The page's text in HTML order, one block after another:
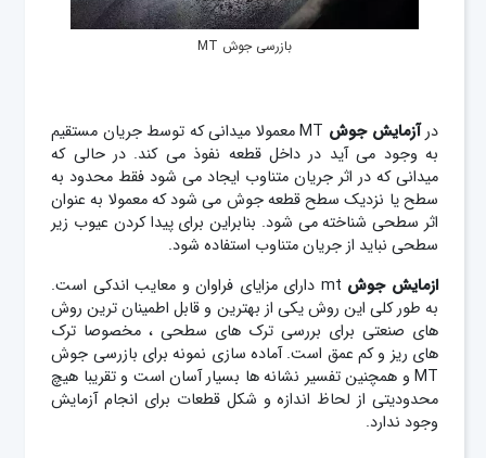
بازرسی جوش MT
درآزمایش جوش
MT معمولا میدانی که توسط جریان مستقیم
به وجود می آید در داخل قطعه نفوذ می کند. در حالی که
میدانی که در اثر جریان متناوب ایجاد می شود فقط محدود به
سطح یا نزدیک سطح قطعه جوش می شود که معمولا به عنوان
اثر سطحی شناخته می شود. بنابراین برای پیدا کردن عیوب زیر
سطحی نباید از جریان متناوب استفاده شود.
ازمایش جوش mt دارای مزایای فراوان و معایب اندکی است.
به طور کلی این روش یکی از بهترین و قابل اطمینان ترین روش
های صنعتی برای بررسی ترک های سطحی ، مخصوصا ترک
های ریز و کم عمق است. آماده سازی نمونه برای بازرسی جوش
MT و همچنین تفسیر نشانه ها بسیار آسان است و تقریبا هیچ
محدودیتی از لحاظ اندازه و شکل قطعات برای انجام آزمایش
وجود ندارد.